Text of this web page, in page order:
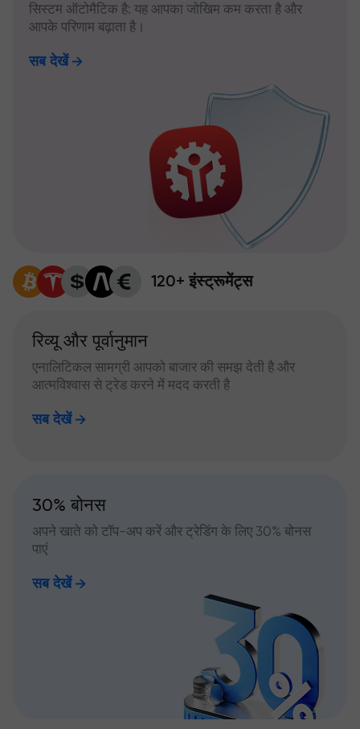
सिस्टम ऑटोमैटिक है: यह आपका जोखिम कम करता है और
आपके परिणाम बढ़ाता है।
सब देखें
120+ इंस्ट्रूमेंट्स
रिव्यू और पूर्वानुमान
एनालिटिकल सामग्री आपको बाजार की समझ देती है और
आत्मविश्वास से ट्रेड करने में मदद करती है
सब देखें
30% बोनस
अपने खाते को टॉप-अप करें और ट्रेडिंग के लिए 30% बोनस
पाएं
सब देखें